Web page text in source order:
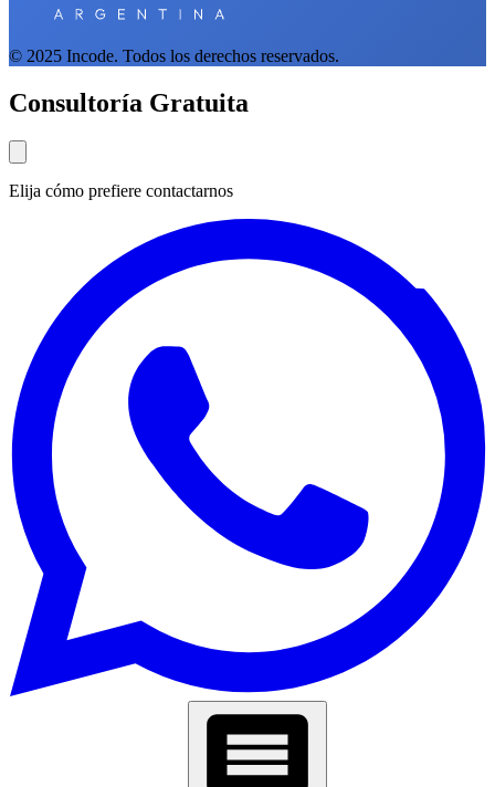
© 2025 Incode. Todos los derechos reservados.
Consultoría Gratuita
Elija cómo prefiere contactarnos